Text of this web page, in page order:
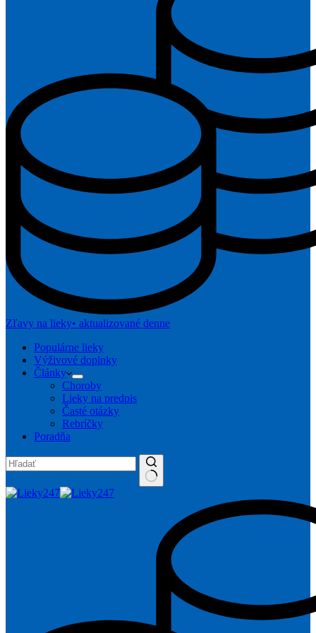
Zľavy na lieky• aktualizované denne
Populárne lieky
Výživové doplnky
Články
Choroby
Lieky na predpis
Časté otázky
Rebríčky
Poradňa
No